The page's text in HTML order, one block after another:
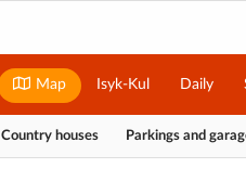
Map Isyk-Kul Daily
Country houses Parkings and